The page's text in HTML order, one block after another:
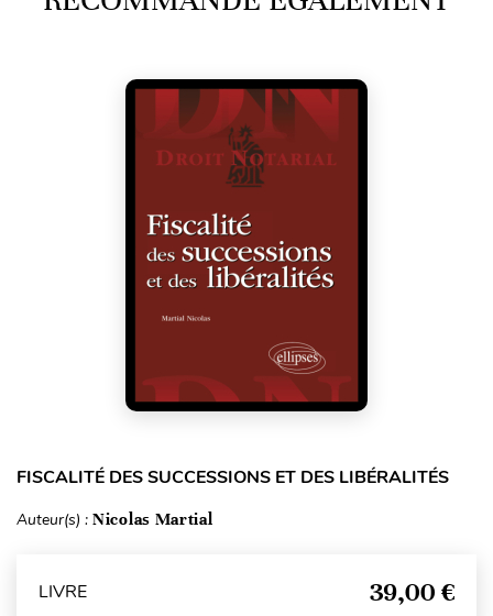
FISCALITÉ DES SUCCESSIONS ET DES LIBÉRALITÉS
Auteur(s) : Nicolas Martial
LIVRE 39,00 €